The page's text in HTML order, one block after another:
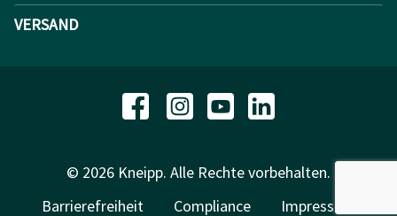
VERSAND
© 2026 Kneipp. Alle Rechte vorbehalten.
Barrierefreiheit
Compliance Impressum